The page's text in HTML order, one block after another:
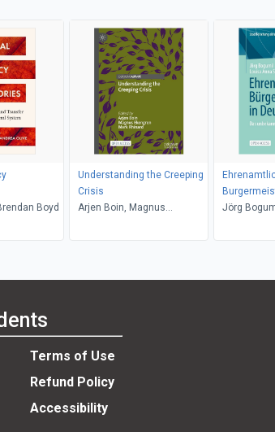
Andrea Olive, Brendan Boyd
Understanding the Creeping
Crisis
Arjen Boin, Magnus
Jörg
Terms of Use
Refund Policy
Accessibility